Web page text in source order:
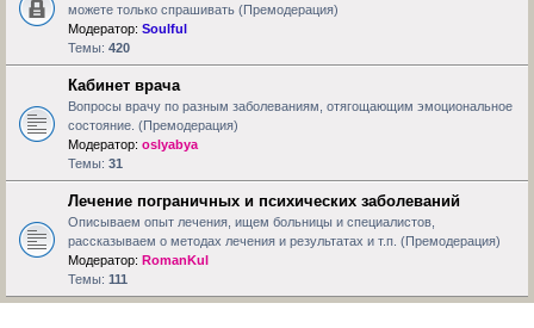
можете только спрашивать (Премодерация)
Модератор: Soulful
Темы: 420
Кабинет врача
Вопросы врачу по разным заболеваниям, отягощающим эмоциональное
состояние. (Премодерация)
Модератор: oslyabya
Темы: 31
Лечение пограничных и психических заболеваний
Описываем опыт лечения, ищем больницы и специалистов,
рассказываем о методах лечения и результатах и т.п. (Премодерация)
Модератор: RomanKul
Темы: 111